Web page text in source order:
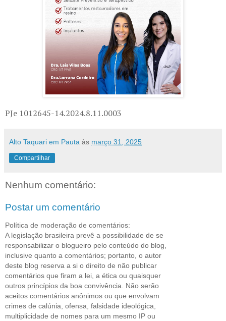
PJe 1012645-14.2024.8.11.0003
Alto Taquari em Pauta às março 31, 2025
Compartilhar
Nenhum comentário:
Postar um comentário
Política de moderação de comentários:
A legislação brasileira prevê a possibilidade de se
responsabilizar o blogueiro pelo conteúdo do blog,
inclusive quanto a comentários; portanto, o autor
deste blog reserva a si o direito de não publicar
comentários que firam a lei, a ética ou quaisquer
outros princípios da boa convivência. Não serão
aceitos comentários anônimos ou que envolvam
crimes de calúnia, ofensa, falsidade ideológica,
multiplicidade de nomes para um mesmo IP ou